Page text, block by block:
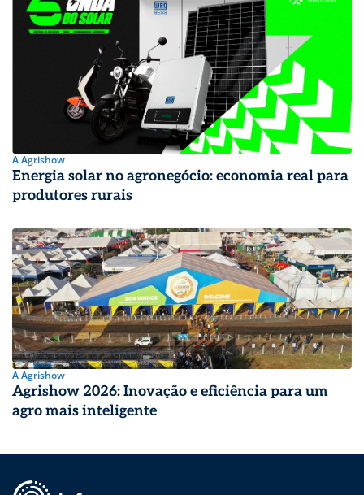
A Agrishow
Energia solar no agronegócio: economia real para
produtores rurais
A Agrishow
Agrishow 2026: Inovação e eficiência para um
agro mais inteligente